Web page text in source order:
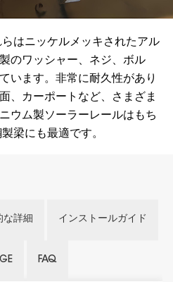
らはニッケルメッキされたアル
のワッシャー、ネジ、ボル
います。非常に耐久性があり
、カーポートなど、さまざま
ウム製ソーラーレールはもち
梁にも最適です。
な詳細 インストールガイド
FAQ